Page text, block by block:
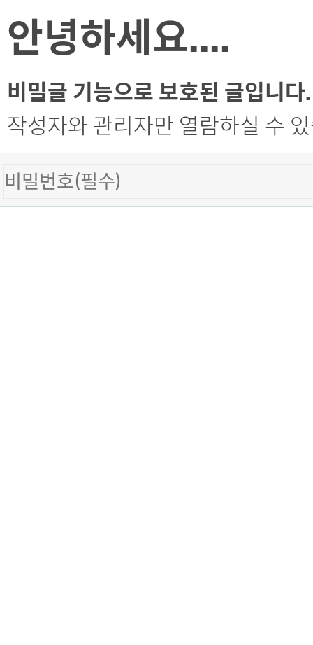
안녕하세요....
비밀글 기능으로 보호된 글입니다.
작성자와 관리자만 열람하실 수